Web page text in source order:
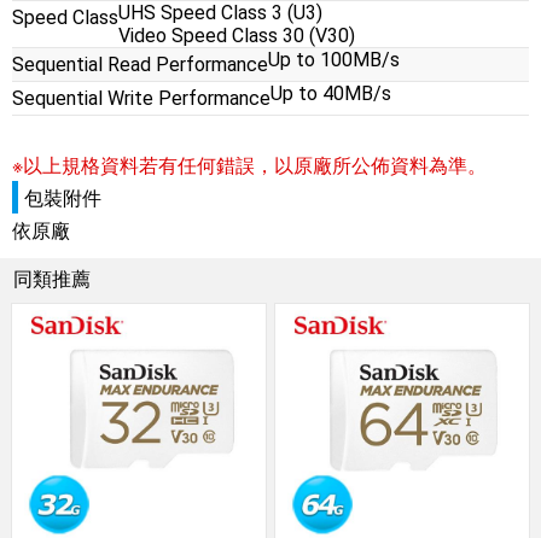
Speed ClassUHS Speed Class 3 (U3)
Video Speed Class 30 (V30)
Sequential Read PerformanceUp to 100MB/s
Sequential Write PerformanceUp to 40MB/s
※以上規格資料若有任何錯誤，以原廠所公佈資料為準。
包裝附件
依原廠
同類推薦